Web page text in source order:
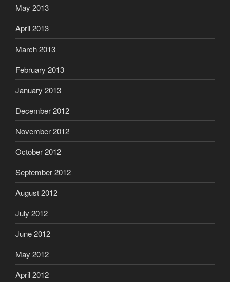
May 2013
April 2013
March 2013
February 2013
January 2013
December 2012
November 2012
October 2012
September 2012
August 2012
July 2012
June 2012
May 2012
April 2012